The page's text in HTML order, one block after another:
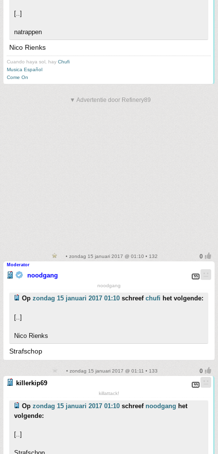
[..]
natrappen
Nico Rienks
Cuando haya sol, hay Chufi
Musica Español
Come On
▼ Advertentie door Refinery89
• zondag 15 januari 2017 @ 01:10 • 132
Moderator
noodgang
noodgang
Op zondag 15 januari 2017 01:10 schreef chufi het volgende:
[..]
Nico Rienks
Strafschop
• zondag 15 januari 2017 @ 01:11 • 133
killerkip69
killattack!
Op zondag 15 januari 2017 01:10 schreef noodgang het
volgende:
[..]